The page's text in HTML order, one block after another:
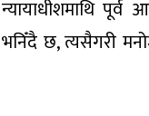
पूर्व
छ, त्यसैगरी